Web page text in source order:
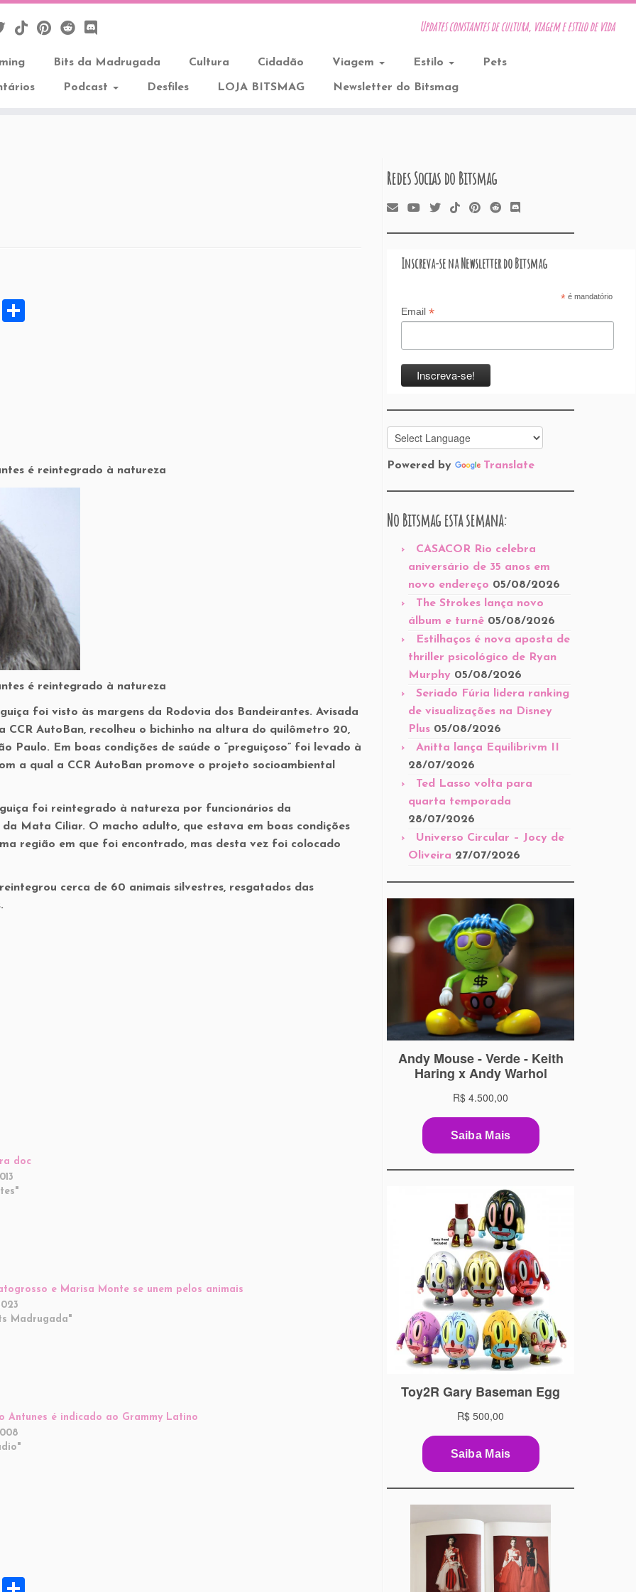
Updates constantes de cultura, viagem e estilo de vida
Bits da Madrugada Cultura Cidadão Viagem Estilo Pets
Podcast Desfiles LOJA BITSMAG Newsletter do Bitsmag
X
é reintegrado à natureza
é reintegrado à natureza
foi visto às margens da Rodovia dos Bandeirantes. Avisada
CCR AutoBan, recolheu o bichinho na altura do quilômetro 20,
Paulo. Em boas condições de saúde o “preguiçoso” foi levado à
a qual a CCR AutoBan promove o projeto socioambiental
foi reintegrado à natureza por funcionários da
Mata Ciliar. O macho adulto, que estava em boas condições
região em que foi encontrado, mas desta vez foi colocado
cerca de 60 animais silvestres, resgatados das
doc
e Marisa Monte se unem pelos animais
Madrugada"
Antunes é indicado ao Grammy Latino
Redes Socias do Bitsmag
Inscreva-se na Newsletter do Bitsmag
*é mandatório
Email *
Powered by Translate
No Bitsmag esta semana:
CASACOR Rio celebra
aniversário de 35 anos em
novo endereço 05/08/2026
The Strokes lança novo
álbum e turnê 05/08/2026
Estilhaços é nova aposta de
thriller psicológico de Ryan
Murphy 05/08/2026
Seriado Fúria lidera ranking
de visualizações na Disney
Plus 05/08/2026
Anitta lança Equilibrivm II
28/07/2026
Ted Lasso volta para
quarta temporada
28/07/2026
Universo Circular – Jocy de
Oliveira 27/07/2026